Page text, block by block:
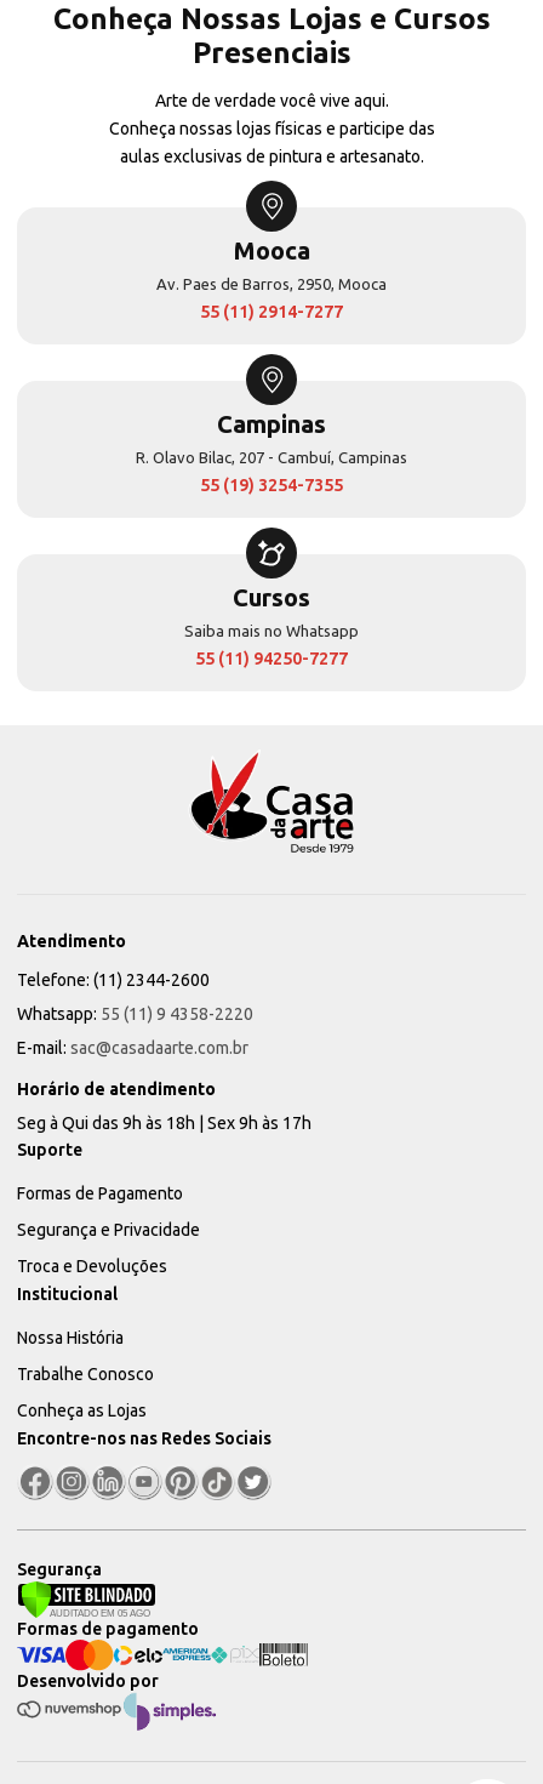
Conheça Nossas Lojas e Cursos
Presenciais
Arte de verdade você vive aqui.
Conheça nossas lojas físicas e participe das
aulas exclusivas de pintura e artesanato.
Mooca
Av. Paes de Barros, 2950, Mooca
55 (11) 2914-7277
Campinas
R. Olavo Bilac, 207 - Cambuí, Campinas
55 (19) 3254-7355
Cursos
Saiba mais no Whatsapp
55 (11) 94250-7277
Atendimento
Telefone: (11) 2344-2600
Whatsapp: 55 (11) 9 4358-2220
E-mail: sac@casadaarte.com.br
Horário de atendimento
Seg à Qui das 9h às 18h | Sex 9h às 17h
Suporte
Formas de Pagamento
Segurança e Privacidade
Troca e Devoluções
Institucional
Nossa História
Trabalhe Conosco
Conheça as Lojas
Encontre-nos nas Redes Sociais
Segurança
Desenvolvido por
Formas de pagamento